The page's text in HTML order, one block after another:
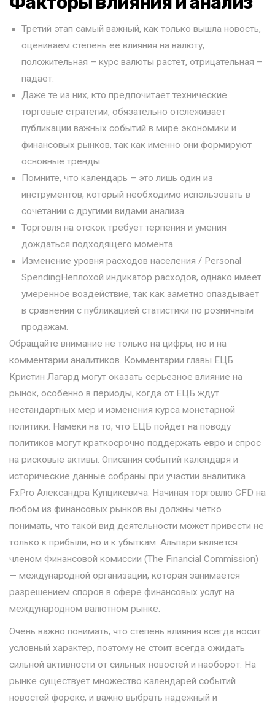
Третий этап самый важный, как только вышла новость,
оцениваем степень ее влияния на валюту,
положительная – курс валюты растет, отрицательная –
падает.
Даже те из них, кто предпочитает технические
торговые стратегии, обязательно отслеживает
публикации важных событий в мире экономики и
финансовых рынков, так как именно они формируют
основные тренды.
Помните, что календарь – это лишь один из
инструментов, который необходимо использовать в
сочетании с другими видами анализа.
Торговля на отскок требует терпения и умения
дождаться подходящего момента.
Изменение уровня расходов населения / Personal
SpendingНеплохой индикатор расходов, однако имеет
умеренное воздействие, так как заметно опаздывает
в сравнении с публикацией статистики по розничным
продажам.
Обращайте внимание не только на цифры‚ но и на
комментарии аналитиков. Комментарии главы ЕЦБ
Кристин Лагард могут оказать серьезное влияние на
рынок, особенно в периоды, когда от ЕЦБ ждут
нестандартных мер и изменения курса монетарной
политики. Намеки на то, что ЕЦБ пойдет на поводу
политиков могут краткосрочно поддержать евро и спрос
на рисковые активы. Описания событий календаря и
исторические данные собраны при участии аналитика
FxPro Александра Купцикевича. Начиная торговлю CFD на
любом из финансовых рынков вы должны четко
понимать, что такой вид деятельности может привести не
только к прибыли, но и к убыткам. Альпари является
членом Финансовой комиссии (The Financial Commission)
— международной организации, которая занимается
разрешением споров в сфере финансовых услуг на
международном валютном рынке.
Очень важно понимать, что степень влияния всегда носит
условный характер, поэтому не стоит всегда ожидать
сильной активности от сильных новостей и наоборот. На
рынке существует множество календарей событий
новостей форекс, и важно выбрать надежный и